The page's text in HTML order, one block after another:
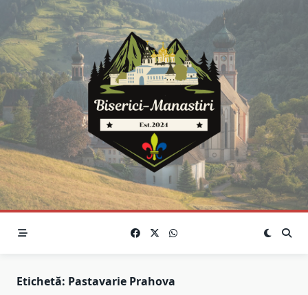
content
Etichetă: Pastavarie Prahova